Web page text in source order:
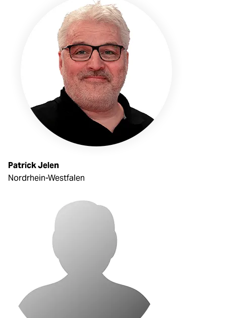
Patrick Jelen
Nordrhein-Westfalen